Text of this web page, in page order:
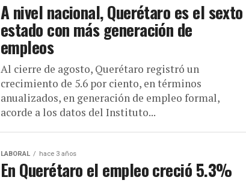
A nivel nacional, Querétaro es el sexto
estado con más generación de
empleos
Al cierre de agosto, Querétaro registró un
crecimiento de 5.6 por ciento, en términos
anualizados, en generación de empleo formal,
acorde a los datos del Instituto...
LABORAL hace 3 años
En Querétaro el empleo creció 5.3%